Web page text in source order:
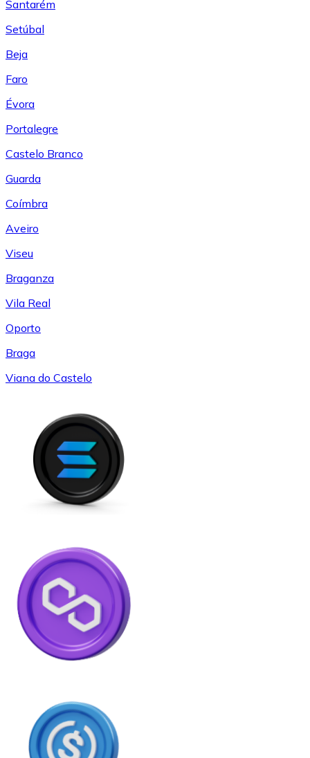
Santarém
Setúbal
Beja
Faro
Évora
Portalegre
Castelo Branco
Guarda
Coímbra
Aveiro
Viseu
Braganza
Vila Real
Oporto
Braga
Viana do Castelo